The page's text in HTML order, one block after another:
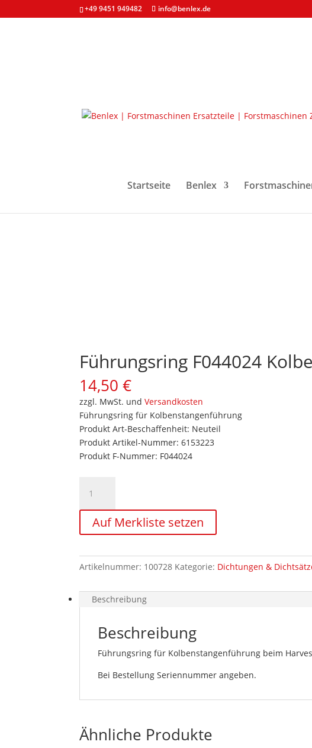
+49 9451 949482 info@benlex.de
Startseite Benlex
Start
Führungsring F044024
14,50€
zzgl. MwSt. undVersandkosten
Führungsring für Kolbenstangenführung
Produkt Art-Beschaffenheit: Neuteil
Produkt Artikel-Nummer: 6153223
Produkt F-Nummer: F044024
F044024
Kolbenstangenführung
Menge
Auf Merkliste setzen
Artikelnummer: 100728 Kategorie: Dichtungen &
Beschreibung
Beschreibung
Führungsring für Kolbenstangenführung beim
Bei Bestellung Seriennummer angeben.
Ähnliche Produkte